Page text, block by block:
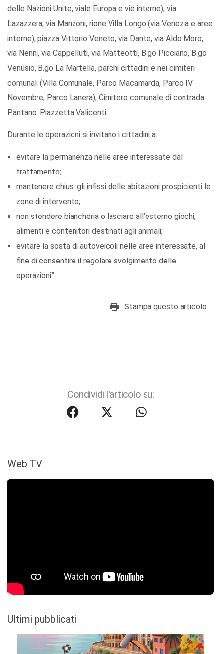
delle Nazioni Unite, viale Europa e vie interne), via
Lazazzera, via Manzoni, rione Villa Longo (via Venezia e aree
interne), piazza Vittorio Veneto, via Dante, via Aldo Moro,
via Nenni, via Cappelluti, via Matteotti, B.go Picciano, B.go
Venusio, B.go La Martella, parchi cittadini e nei cimiteri
comunali (Villa Comunale, Parco Macamarda, Parco IV
Novembre, Parco Lanera), Cimitero comunale di contrada
Pantano, Piazzetta Valicenti.
Durante le operazioni si invitano i cittadini a:
evitare la permanenza nelle aree interessate dal
trattamento;
mantenere chiusi gli infissi delle abitazioni prospicienti le
zone di intervento;
non stendere biancheria o lasciare all’esterno giochi,
alimenti e contenitori destinati agli animali;
evitare la sosta di autoveicoli nelle aree interessate, al
fine di consentire il regolare svolgimento delle
operazioni”.
Stampa questo articolo
Condividi l'articolo su:
Web TV
Ultimi pubblicati